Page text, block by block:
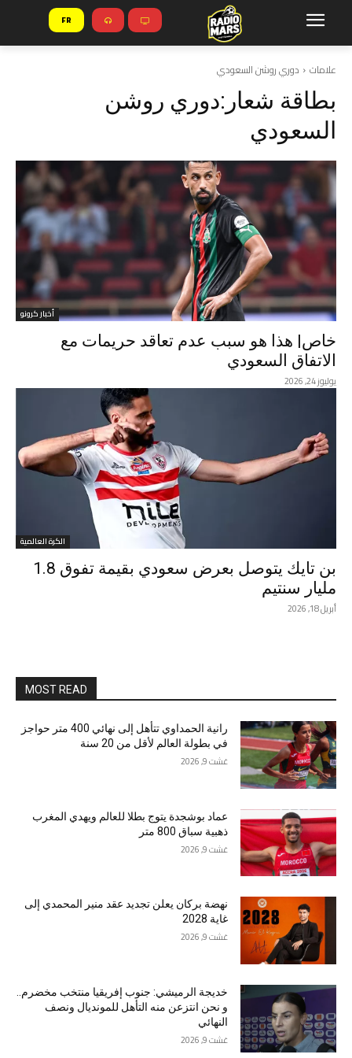
FR
علامات دوري روشن السعودي
بطاقة شعار:دوري روشن
السعودي
أخبار كرونو
خاص| هذا هو سبب عدم تعاقد حريمات مع
الاتفاق السعودي
يوليوز 24, 2026
الكرة العالمية
بن تايك يتوصل بعرض سعودي بقيمة تفوق 1.8
مليار سنتيم
أبريل 18, 2026
MOST READ
رانية الحمداوي تتأهل إلى نهائي 400 متر حواجز
في بطولة العالم لأقل من 20 سنة
غشت 9, 2026
عماد بوشجدة يتوج بطلا للعالم ويهدي المغرب
ذهبية سباق 800 متر
غشت 9, 2026
نهضة بركان يعلن تجديد عقد منير المحمدي إلى
غاية 2028
غشت 9, 2026
خديجة الرميشي: جنوب إفريقيا منتخب مخضرم..
و نحن انتزعن منه التأهل للمونديال ونصف
النهائي
غشت 9, 2026